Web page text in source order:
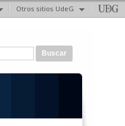
Otros sitios UdeG
búsqueda